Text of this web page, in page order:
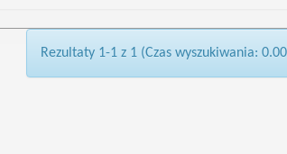
Rezultaty 1-1 z 1 (Czas wyszukiwania: